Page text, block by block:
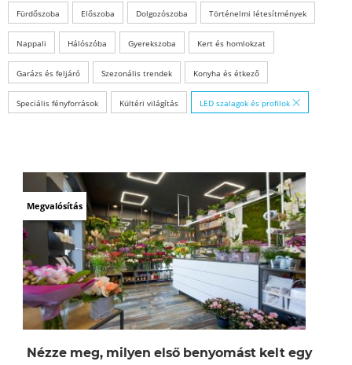
Fürdőszoba Előszoba Dolgozószoba Történelmi létesítmények
Nappali Hálószóba Gyerekszoba Kert és homlokzat
Garázs és feljáró Szezonális trendek Konyha és étkező
Speciális fényforrások Kültéri világítás LED szalagok és profilok
Megvalósítás
Nézze meg, milyen első benyomást kelt egy